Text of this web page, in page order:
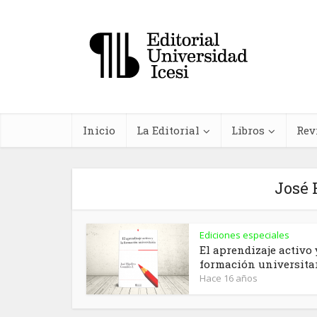
Inicio La Editorial Libros
José
Ediciones especiales
El aprendizaje activo
formación
Hace 16 años